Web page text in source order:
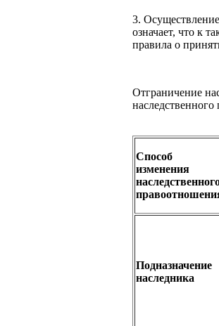
3.
означает, что к
правила о
Отграничение
Способ
изменения
Подназначение
наследника